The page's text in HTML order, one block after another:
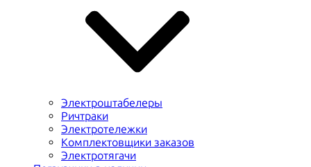
Электроштабелеры
Ричтраки
Электротележки
Комплектовщики заказов
Электротягачи